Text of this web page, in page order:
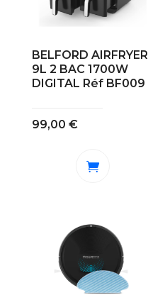
BELFORD AIRFRYER
9L 2 BAC 1700W
DIGITAL Réf BF009
99,00 €